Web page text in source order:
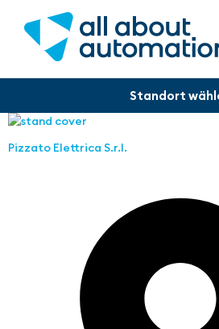
Pizzato Elettrica S.r.l.